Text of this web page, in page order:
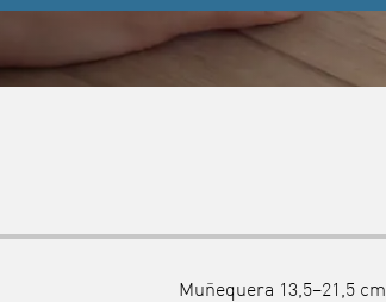
Muñequera 13,5–21,5 cm